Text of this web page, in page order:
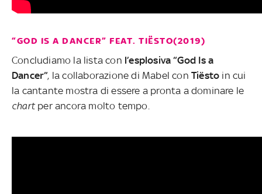
“GOD IS A DANCER” FEAT. TIËSTO(2019)
Concludiamo la lista con l’esplosiva “God Is a
Dancer”, la collaborazione di Mabel conTiësto in cui
la cantante mostra di essere a pronta a dominare le
chartper ancora molto tempo.